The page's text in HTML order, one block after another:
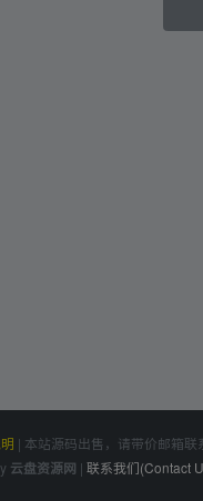
| 本站源码出售，请带价邮箱联
云盘资源网 | 联系我们(Contact